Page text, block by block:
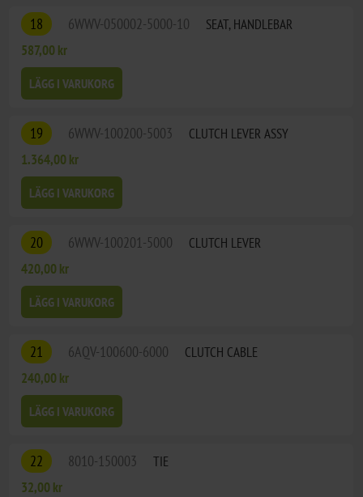
18 6WWV-050002-5000-10
SEAT, HANDLEBAR
587,00 kr
LÄGG I VARUKORG
19 6WWV-100200-5003
CLUTCH LEVER ASSY
1.364,00 kr
LÄGG I VARUKORG
20 6WWV-100201-5000
CLUTCH LEVER
420,00 kr
LÄGG I VARUKORG
21 6AQV-100600-6000
CLUTCH CABLE
240,00 kr
LÄGG I VARUKORG
22 8010-150003
TIE
32,00 kr